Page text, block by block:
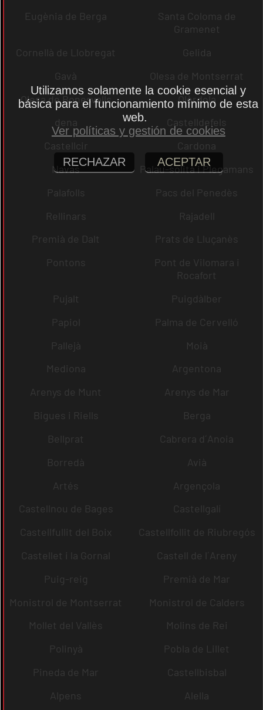
Eugènia de Berga
Santa Coloma de
Gramenet
Cornellà de Llobregat
Gelida
Gavà
Olesa de Montserrat
Olesa de Bonesvalls
Olèrdola
dena
Castelldefels
Castellcir
Cardona
Navas
Palau-solità i Plegamans
Palafolls
Pacs del Penedès
Rellinars
Rajadell
Premià de Dalt
Prats de Lluçanès
Pontons
Pont de Vilomara i
Rocafort
Pujalt
Puigdàlber
Papiol
Palma de Cervelló
Pallejà
Moià
Mediona
Argentona
Arenys de Munt
Arenys de Mar
Bigues i Riells
Berga
Bellprat
Cabrera d´Anoia
Borredà
Avià
Artés
Argençola
Castellnou de Bages
Castellgalí
Castellfullit del Boix
Castellfollit de Riubregós
Castellet i la Gornal
Castell de l´Areny
Puig-reig
Premià de Mar
Monistrol de Montserrat
Monistrol de Calders
Mollet del Vallès
Molins de Rei
Polinyà
Pobla de Lillet
Pineda de Mar
Castellbisbal
Alpens
Alella
Utilizamos solamente la cookie esencial y
básica para el funcionamiento mínimo de esta
web.
Ver políticas y gestión de cookies
RECHAZAR ACEPTAR